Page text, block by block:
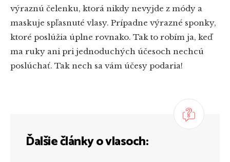
výraznú čelenku, ktorá nikdy nevyjde z módy a
maskuje spľasnuté vlasy. Prípadne výrazné sponky,
ktoré poslúžia úplne rovnako. Tak to robím ja, keď
ma ruky ani pri jednoduchých účesoch nechcú
poslúchať. Tak nech sa vám účesy podaria!
Ďalšie články o vlasoch: